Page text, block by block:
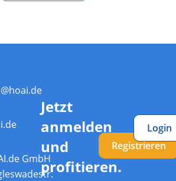
GmbH
Jetzt
anmelden
und
profitieren.
Registrieren
Login